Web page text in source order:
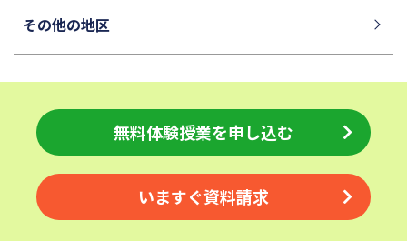
土佐中学校
大阪桐蔭中学校
東京都市大学等々力中学校
中央大学附属中学校
桐蔭学園中等教育学校
獨協中学校
淑徳中学校
成城中学校
青稜中学校
昭和女子大学附属昭和中学校
帝京大学中学校
その他の地区
無料体験授業を申し込む
いますぐ資料請求